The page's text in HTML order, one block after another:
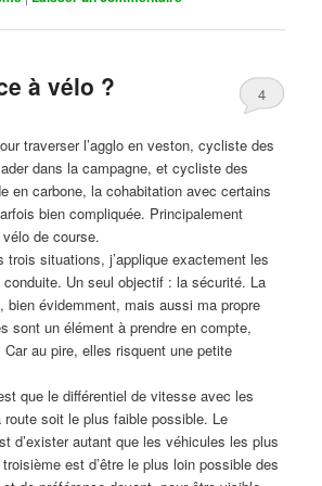
à vélo ? 4
traverser l’agglo en veston, cycliste des
dans la campagne, et cycliste des
en carbone, la cohabitation avec certains
bien compliquée. Principalement
vélo de course.
trois situations, j’applique exactement les
Un seul objectif : la sécurité. La
bien évidemment, mais aussi ma propre
sont un élément à prendre en compte,
au pire, elles risquent une petite
que le différentiel de vitesse avec les
soit le plus faible possible. Le
d’exister autant que les véhicules les plus
est d’être le plus loin possible des